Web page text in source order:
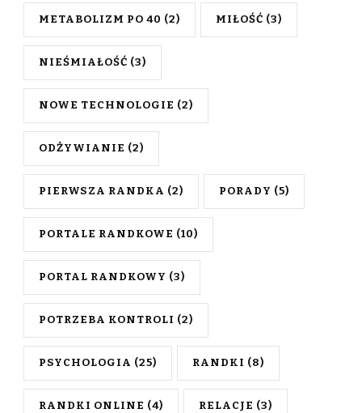
METABOLIZM PO 40 (2) MIŁOŚĆ (3)
NIEŚMIAŁOŚĆ (3)
NOWE TECHNOLOGIE (2)
ODŻYWIANIE (2)
PIERWSZA RANDKA (2) PORADY (5)
PORTALE RANDKOWE (10)
PORTAL RANDKOWY (3)
POTRZEBA KONTROLI (2)
PSYCHOLOGIA (25) RANDKI (8)
RANDKI ONLINE (4) RELACJE (3)